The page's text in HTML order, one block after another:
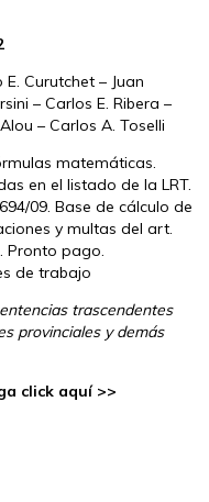
Curutchet – Juan
– Car­los E. Ri­be­ra –
– Carlos A. Toselli
matemáticas.
en el listado de la LRT.
09. Base de cálculo de
y multas del art.
Pronto pago.
de trabajo
trascendentes
provinciales y demás
click aquí >>